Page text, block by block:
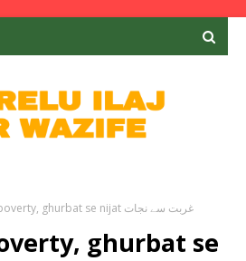
Get rid of poverty, ghurbat se nijat غربت سے نجات
ghurbat se